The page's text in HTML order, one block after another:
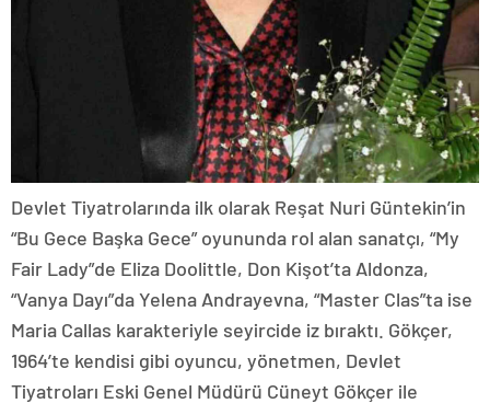
Devlet Tiyatrolarında ilk olarak Reşat Nuri Güntekin’in
“Bu Gece Başka Gece” oyununda rol alan sanatçı, “My
Fair Lady”de Eliza Doolittle, Don Kişot’ta Aldonza,
“Vanya Dayı”da Yelena Andrayevna, “Master Clas”ta ise
Maria Callas karakteriyle seyircide iz bıraktı. Gökçer,
1964’te kendisi gibi oyuncu, yönetmen, Devlet
Tiyatroları Eski Genel Müdürü Cüneyt Gökçer ile